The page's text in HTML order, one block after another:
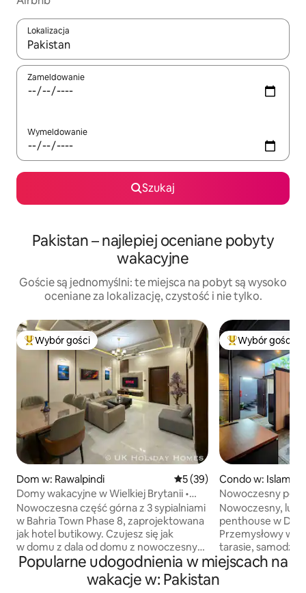
Lokalizacja
Gdy wyniki będą dostępne, możesz poruszać się po nich za
Zameldowanie
Wymeldowanie
Szukaj
Pakistan – najlepiej oceniane pobyty
wakacyjne
Goście są jednomyślni: te miejsca na pobyt są wysoko
oceniane za lokalizację, czystość i nie tylko.
Najpopularniejsze z kategorii Wybór gości
Wybór gości
Dom w: Rawalpindi Średnia ocena: 5 na 5,
5 (39)
Domy wakacyjne w Wielkiej Brytanii •
Luksusowa część z 3 sypialniami w Bahrii
Nowoczesna część górna z 3 sypialniami
w Bahria Town Phase 8, zaprojektowana
jak hotel butikowy. Czujesz się jak
w domu z dala od domu z nowoczesnym
akcentem i komfortem hotelu 5 ⭐️. 🛌
Każda sypialnia ma łóżko typu king,
prywatną nowoczesną łazienkę,
Wybór gości
Condo w:
Nowoczesny
Phase 2 Isb
Nowoczesny,
penthouse w
Przemysłowy
tarasie,
telewizor Smart
Wi-Fi, w pełni
Popularne udogodnienia w miejscach na
wakacje w: Pakistan